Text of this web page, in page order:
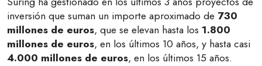
inversión que suman un importe aproximado de 730
millones de euros, que se elevan hasta los 1.800
millones de euros, en los últimos 10 años, y hasta casi
4.000 millones de euros, en los últimos 15 años.